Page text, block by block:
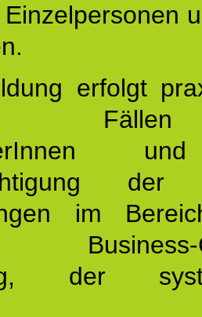
erfolgt
der
im
Business-
der